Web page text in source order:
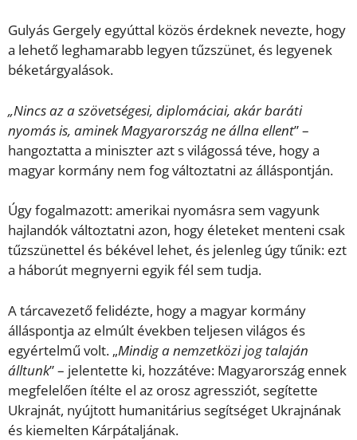
Gulyás Gergely egyúttal közös érdeknek nevezte, hogy
a lehető leghamarabb legyen tűzszünet, és legyenek
béketárgyalások.
„Nincs az a szövetségesi, diplomáciai, akár baráti
nyomás is, aminek Magyarország ne állna ellent” –
hangoztatta a miniszter azt s világossá téve, hogy a
magyar kormány nem fog változtatni az álláspontján.
Úgy fogalmazott: amerikai nyomásra sem vagyunk
hajlandók változtatni azon, hogy életeket menteni csak
tűzszünettel és békével lehet, és jelenleg úgy tűnik: ezt
a háborút megnyerni egyik fél sem tudja.
A tárcavezető felidézte, hogy a magyar kormány
álláspontja az elmúlt években teljesen világos és
egyértelmű volt. „Mindig a nemzetközi jog talaján
álltunk” – jelentette ki, hozzátéve: Magyarország ennek
megfelelően ítélte el az orosz agressziót, segítette
Ukrajnát, nyújtott humanitárius segítséget Ukrajnának
és kiemelten Kárpátaljának.